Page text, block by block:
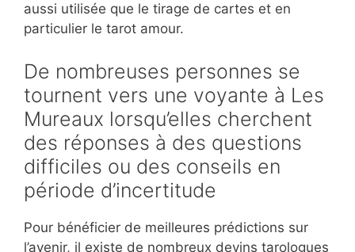
aussi utilisée que le tirage de cartes et en
particulier le tarot amour.
De nombreuses personnes se
tournent vers une voyante à Les
Mureaux lorsqu’elles cherchent
des réponses à des questions
difficiles ou des conseils en
période d’incertitude
Pour bénéficier de meilleures prédictions sur
l’avenir, il existe de nombreux devins tarologues